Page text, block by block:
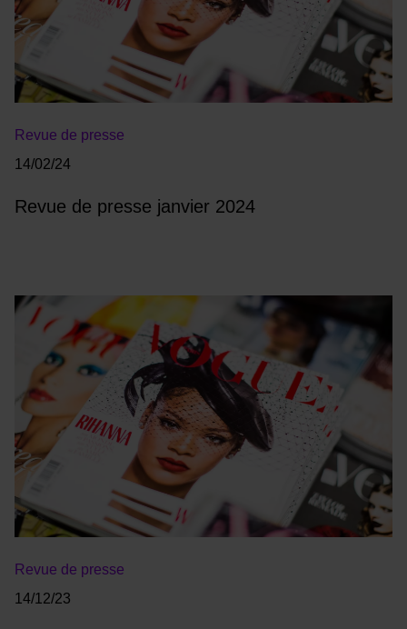
Revue de presse
14/02/24
Revue de presse janvier 2024
Revue de presse
14/12/23